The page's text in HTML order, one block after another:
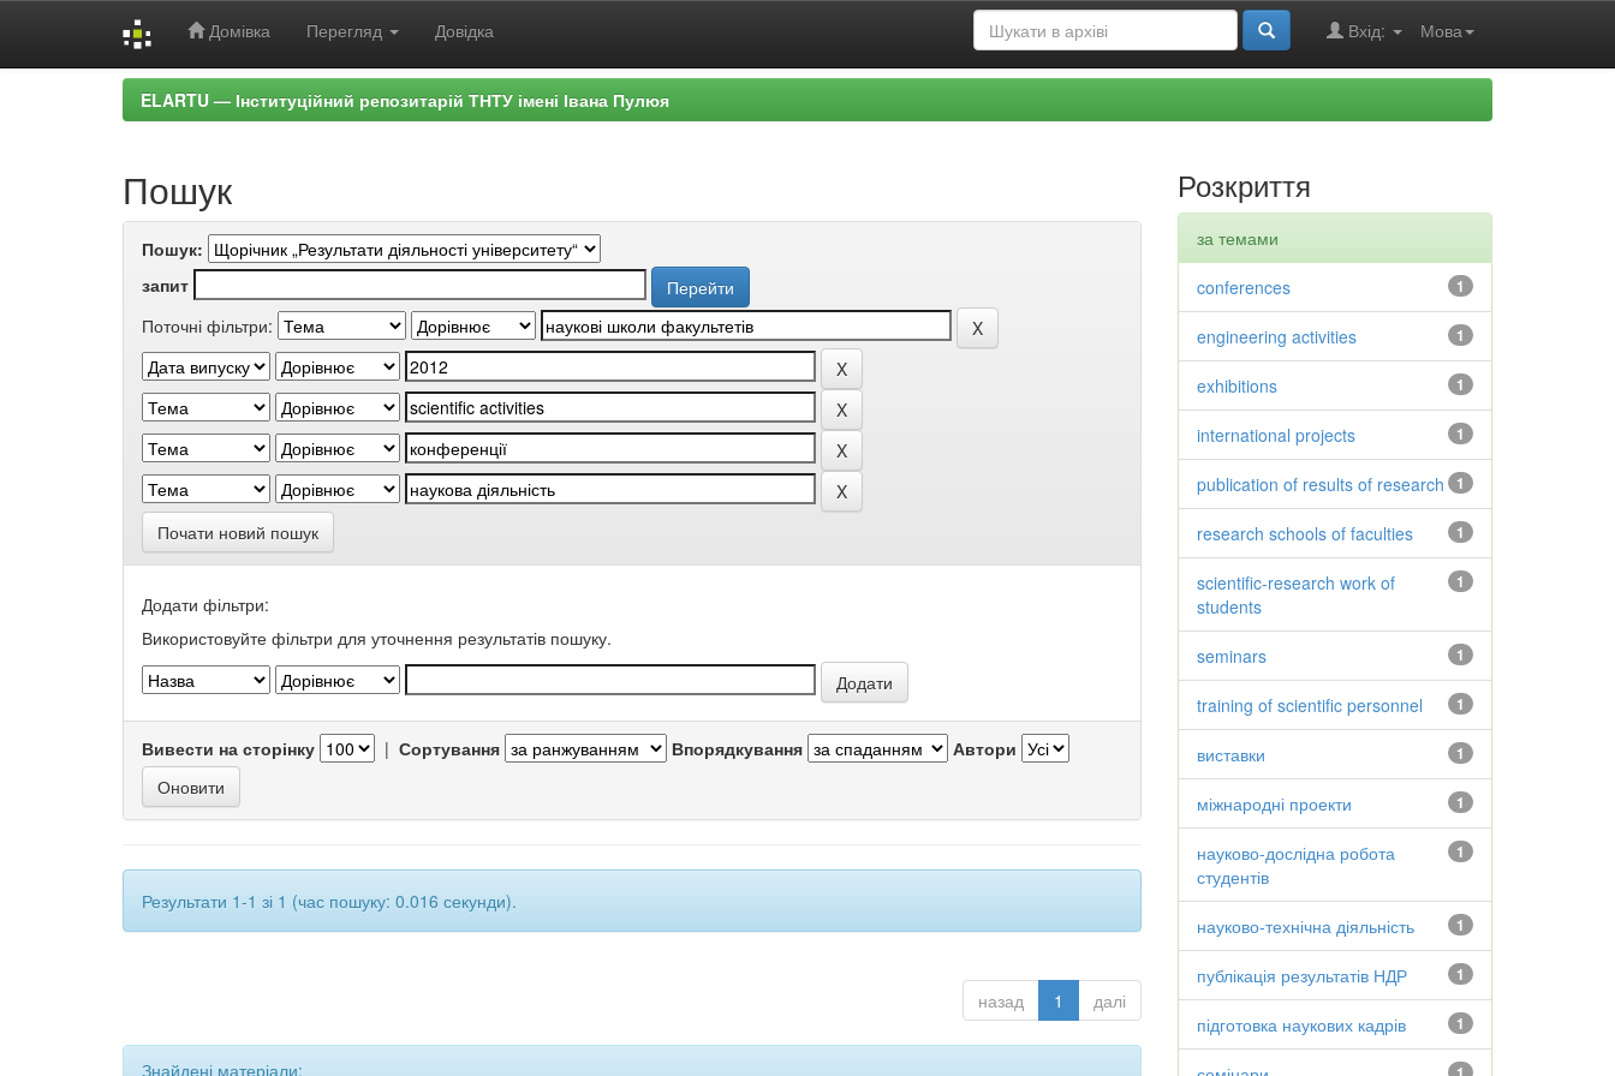
Домівка Перегляд Довідка Мова
Вхід:
ELARTU — Інституційний репозитарій ТНТУ імені Івана Пулюя
Пошук
Пошук:
запит
Поточні фільтри:
Почати новий пошук
Додати фільтри:
Використовуйте фільтри для уточнення результатів пошуку.
Вивести на сторінку | Сортування Впорядкування Автори
Результати 1-1 зі 1 (час пошуку: 0.016 секунди).
назад 1 далі
Знайдені матеріали:
Розкриття
за темами
1
conferences
1
engineering activities
1
exhibitions
1
international projects
1
publication of results of research
1
research schools of faculties
1
scientific-research work of
students
1
seminars
1
training of scientific personnel
1
виставки
1
міжнародні проекти
1
науково-дослідна робота
студентів
1
науково-технічна діяльність
1
публікація результатів НДР
1
підготовка наукових кадрів